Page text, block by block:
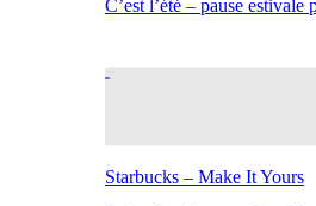
C’est l’été – pause estivale
Starbucks – Make It Yours